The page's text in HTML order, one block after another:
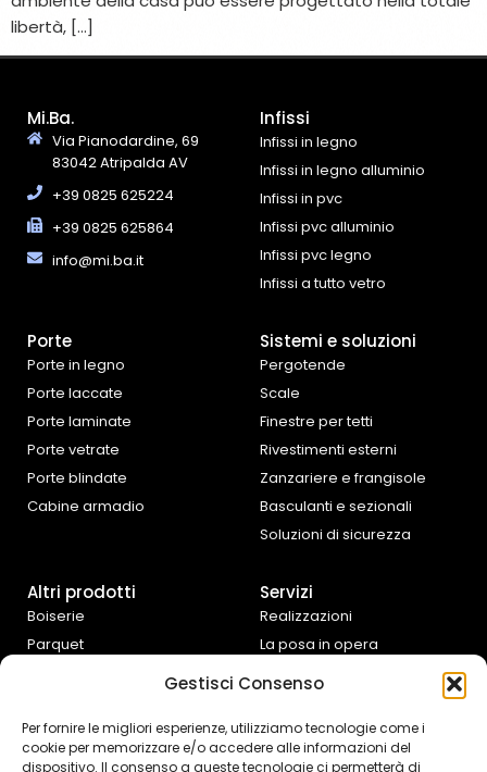
Gestisci Consenso
Per fornire le migliori esperienze, utilizziamo tecnologie come i
cookie per memorizzare e/o accedere alle informazioni del
dispositivo. Il consenso a queste tecnologie ci permetterà di
libertà, […]
Mi.Ba.
Via Pianodardine, 69
83042 Atripalda AV
+39 0825 625224
+39 0825 625864
info@mi.ba.it
Infissi
Infissi in legno
Infissi in legno alluminio
Infissi in pvc
Infissi pvc alluminio
Infissi pvc legno
Infissi a tutto vetro
Porte
Porte in legno
Porte laccate
Porte laminate
Porte vetrate
Porte blindate
Cabine armadio
Sistemi e soluzioni
Pergotende
Scale
Finestre per tetti
Rivestimenti esterni
Zanzariere e frangisole
Basculanti e sezionali
Soluzioni di sicurezza
Altri prodotti
Boiserie
Parquet
d’arredo
Controtelai Scrigno
Servizi
Realizzazioni
La posa in opera
preventivazione
Assistenza fai da te